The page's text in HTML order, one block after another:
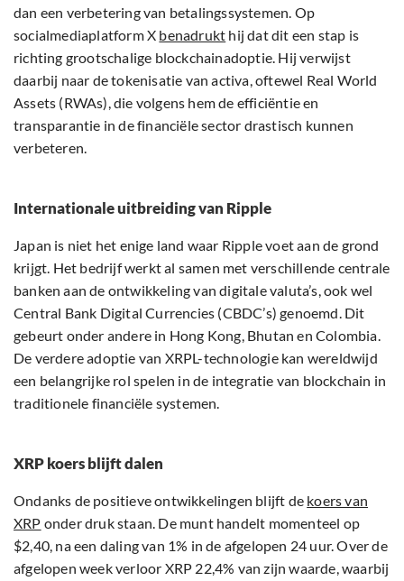
dan een verbetering van betalingssystemen. Op
socialmediaplatform X benadrukt hij dat dit een stap is
richting grootschalige blockchainadoptie. Hij verwijst
daarbij naar de tokenisatie van activa, oftewel Real World
Assets (RWAs), die volgens hem de efficiëntie en
transparantie in de financiële sector drastisch kunnen
verbeteren.
Internationale uitbreiding van Ripple
Japan is niet het enige land waar Ripple voet aan de grond
krijgt. Het bedrijf werkt al samen met verschillende centrale
banken aan de ontwikkeling van digitale valuta’s, ook wel
Central Bank Digital Currencies (CBDC’s) genoemd. Dit
gebeurt onder andere in Hong Kong, Bhutan en Colombia.
De verdere adoptie van XRPL-technologie kan wereldwijd
een belangrijke rol spelen in de integratie van blockchain in
traditionele financiële systemen.
XRP koers blijft dalen
Ondanks de positieve ontwikkelingen blijft de koers van
XRP onder druk staan. De munt handelt momenteel op
$2,40, na een daling van 1% in de afgelopen 24 uur. Over de
afgelopen week verloor XRP 22,4% van zijn waarde, waarbij